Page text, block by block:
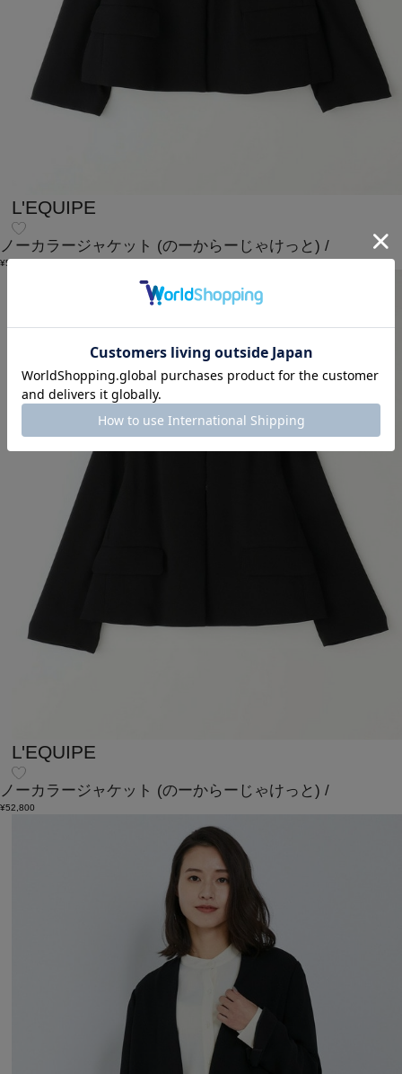
L'EQUIPE
ノーカラージャケット (のーからーじゃけっと) /
¥55,000
L'EQUIPE
ノーカラージャケット (のーからーじゃけっと) /
¥52,800